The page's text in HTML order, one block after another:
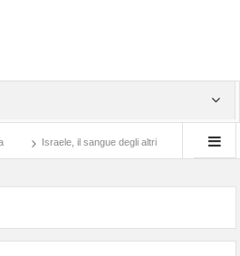
Israele, il sangue degli altri Lotta di classe…